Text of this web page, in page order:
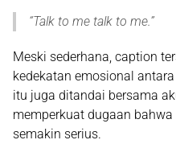
“Talk to me talk to me.”
Meski sederhana, caption
kedekatan emosional
itu juga ditandai bersama
memperkuat dugaan
semakin serius.